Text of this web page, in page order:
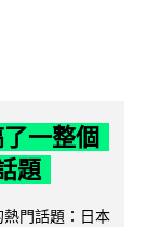
一整個
題
門話題：日本